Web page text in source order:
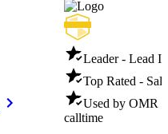
Leader - Lead
Top Rated -
Used by OMR -
calltime